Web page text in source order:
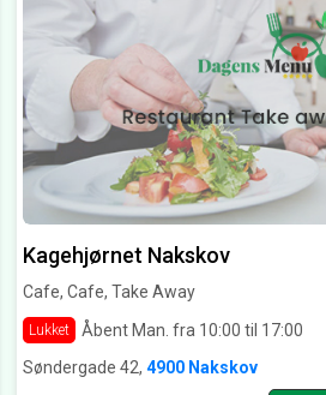
Kagehjørnet Nakskov
Cafe, Cafe, Take Away
Lukket Åbent Man. fra 10:00 til 17:00
Søndergade 42, 4900 Nakskov